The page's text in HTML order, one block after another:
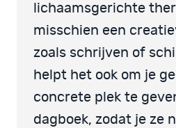
lichaamsgerichte
misschien een
zoals schrijven of
helpt het ook om je
concrete plek te
dagboek, zodat je ze